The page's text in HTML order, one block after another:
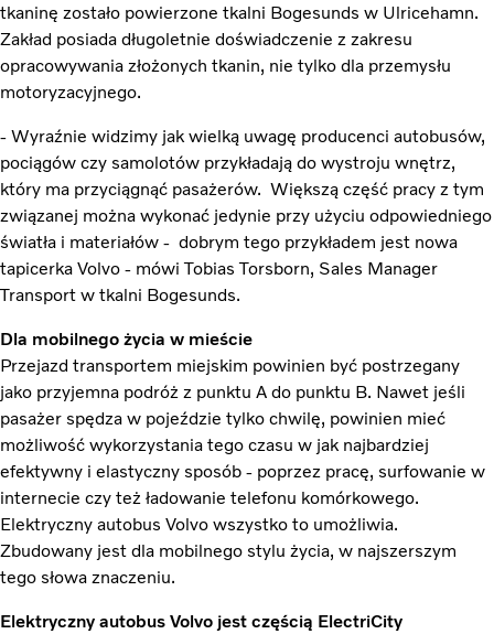
tkaninę zostało powierzone tkalni Bogesunds w Ulricehamn.
Zakład posiada długoletnie doświadczenie z zakresu
opracowywania złożonych tkanin, nie tylko dla przemysłu
motoryzacyjnego.
- Wyraźnie widzimy jak wielką uwagę producenci autobusów,
pociągów czy samolotów przykładają do wystroju wnętrz,
który ma przyciągnąć pasażerów. Większą część pracy z tym
związanej można wykonać jedynie przy użyciu odpowiedniego
światła i materiałów - dobrym tego przykładem jest nowa
tapicerka Volvo - mówi Tobias Torsborn, Sales Manager
Transport w tkalni Bogesunds.
Dla mobilnego życia w mieście
Przejazd transportem miejskim powinien być postrzegany
jako przyjemna podróż z punktu A do punktu B. Nawet jeśli
pasażer spędza w pojeździe tylko chwilę, powinien mieć
możliwość wykorzystania tego czasu w jak najbardziej
efektywny i elastyczny sposób - poprzez pracę, surfowanie w
internecie czy też ładowanie telefonu komórkowego.
Elektryczny autobus Volvo wszystko to umożliwia.
Zbudowany jest dla mobilnego stylu życia, w najszerszym
tego słowa znaczeniu.
Elektryczny autobus Volvo jest częścią ElectriCity